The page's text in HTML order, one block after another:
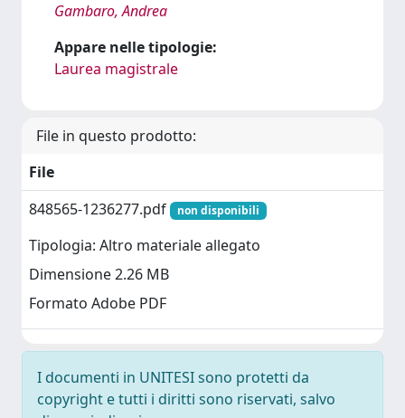
Gambaro, Andrea
Appare nelle tipologie:
Laurea magistrale
File in questo prodotto:
File
848565-1236277.pdf
non disponibili
Tipologia: Altro materiale allegato
Dimensione 2.26 MB
Formato Adobe PDF
I documenti in UNITESI sono protetti da
copyright e tutti i diritti sono riservati, salvo